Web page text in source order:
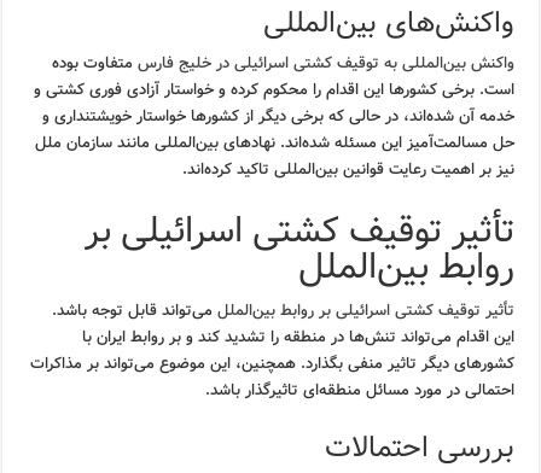
واکنش‌های بین‌المللی
واکنش بین‌المللی به توقیف کشتی اسرائیلی در خلیج فارس متفاوت بوده
است. برخی کشورها این اقدام را محکوم کرده و خواستار آزادی فوری کشتی و
خدمه آن شده‌اند، در حالی که برخی دیگر از کشورها خواستار خویشتنداری و
حل مسالمت‌آمیز این مسئله شده‌اند. نهادهای بین‌المللی مانند سازمان ملل
نیز بر اهمیت رعایت قوانین بین‌المللی تاکید کرده‌اند.
تأثیر توقیف کشتی اسرائیلی بر
روابط بین‌الملل
تأثیر توقیف کشتی اسرائیلی بر روابط بین‌الملل می‌تواند قابل توجه باشد.
این اقدام می‌تواند تنش‌ها در منطقه را تشدید کند و بر روابط ایران با
کشورهای دیگر تاثیر منفی بگذارد. همچنین، این موضوع می‌تواند بر مذاکرات
احتمالی در مورد مسائل منطقه‌ای تاثیرگذار باشد.
بررسی احتمالات